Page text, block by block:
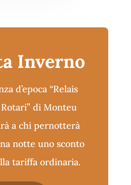
Inverno
d’epoca “Relais
di Monteu
a chi pernotterà
notte uno sconto
tariffa ordinaria.